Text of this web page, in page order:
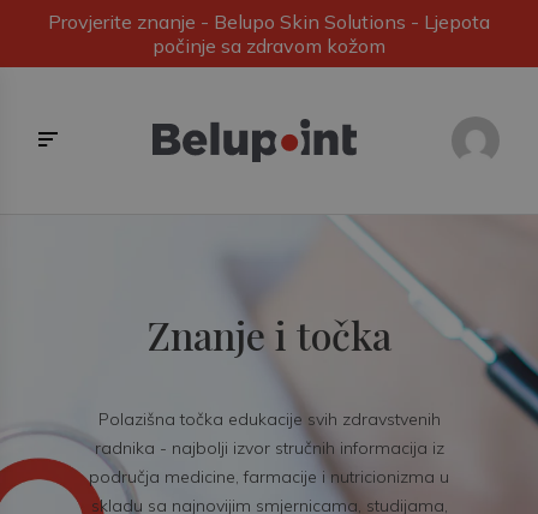
Provjerite znanje - Belupo Skin Solutions - Ljepota
počinje sa zdravom kožom
Znanje i točka
Polazišna točka edukacije svih zdravstvenih
radnika - najbolji izvor stručnih informacija iz
područja medicine, farmacije i nutricionizma u
skladu sa najnovijim smjernicama, studijama,